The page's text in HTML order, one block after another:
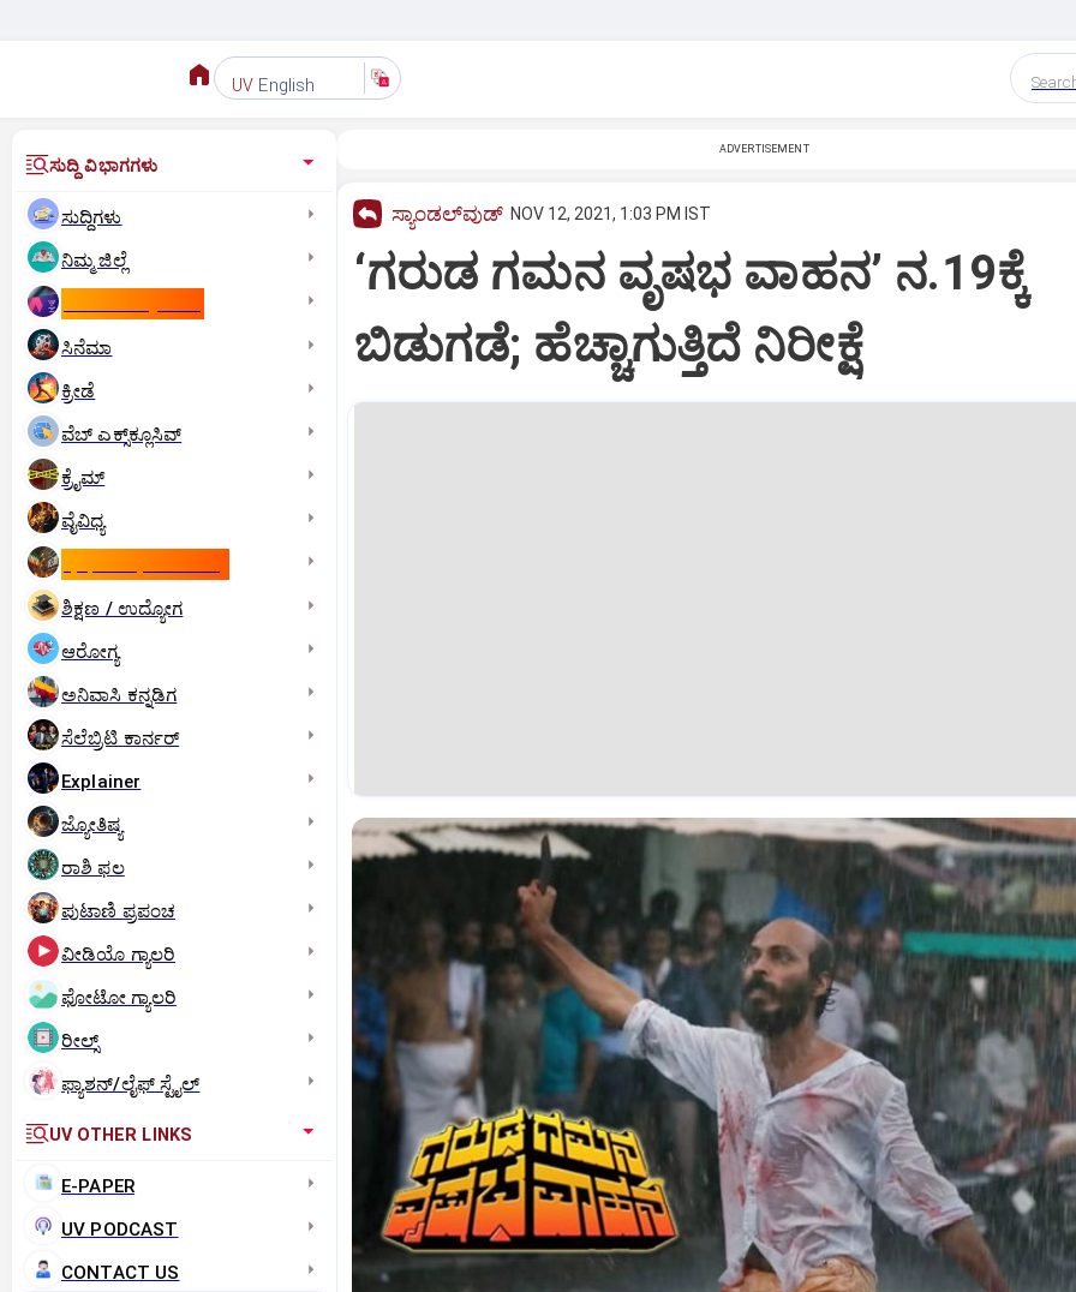
UV English
ಸುದ್ದಿ ವಿಭಾಗಗಳು
ಸುದ್ದಿಗಳು
ನಿಮ್ಮ ಜಿಲ್ಲೆ
ಸಿನೆಮಾ
ಕ್ರೀಡೆ
ವೆಬ್ ಎಕ್ಸ್‌ಕ್ಲೂಸಿವ್
ಕ್ರೈಮ್
ವೈವಿಧ್ಯ
ಶಿಕ್ಷಣ / ಉದ್ಯೋಗ
ಆರೋಗ್ಯ
ಅನಿವಾಸಿ ಕನ್ನಡಿಗ
ಸೆಲೆಬ್ರಿಟಿ ಕಾರ್ನರ್‌
Explainer
ಜ್ಯೋತಿಷ್ಯ
ರಾಶಿ ಫಲ
ಪುಟಾಣಿ ಪ್ರಪಂಚ
ವೀಡಿಯೊ ಗ್ಯಾಲರಿ
ಫೋಟೋ ಗ್ಯಾಲರಿ
ರೀಲ್ಸ್
ಫ್ಯಾಶನ್/ಲೈಫ್‌ ಸ್ಟೈಲ್
UV OTHER LINKS
E-PAPER
UV PODCAST
CONTACT US
ADVERTISEMENT
ಸ್ಯಾಂಡಲ್‌ವುಡ್‌ NOV 12, 2021, 1:03 PM IST
‘ಗರುಡ ಗಮನ ವೃಷಭ ವಾಹನ’ ನ.19ಕ್ಕೆ
ಬಿಡುಗಡೆ; ಹೆಚ್ಚಾಗುತ್ತಿದೆ ನಿರೀಕ್ಷೆ